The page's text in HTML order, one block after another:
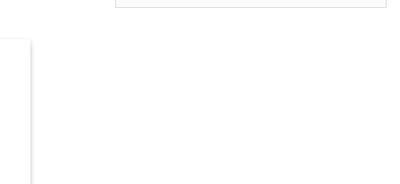
pagal